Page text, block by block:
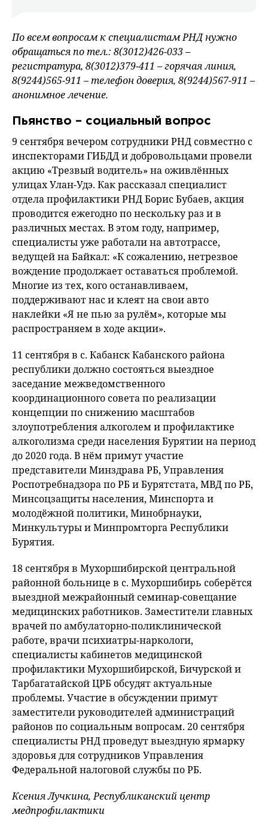
По всем вопросам к специалистам РНД нужно
обращаться по тел.: 8(3012)426-033 –
регистратура, 8(3012)379-411 – горячая линия,
8(9244)565-911 – телефон доверия, 8(9244)567-911 –
анонимное лечение.
Пьянство – социальный вопрос
9 сентября вечером сотрудники РНД совместно с
инспекторами ГИБДД и добровольцами провели
акцию «Трезвый водитель» на оживлённых
улицах Улан-Удэ. Как рассказал специалист
отдела профилактики РНД Борис Бубаев, акция
проводится ежегодно по нескольку раз и в
различных местах. В этом году, например,
специалисты уже работали на автотрассе,
ведущей на Байкал: «К сожалению, нетрезвое
вождение продолжает оставаться проблемой.
Многие из тех, кого останавливаем,
поддерживают нас и клеят на свои авто
наклейки «Я не пью за рулём», которые мы
распространяем в ходе акции».
11 сентября в с. Кабанск Кабанского района
республики должно состояться выездное
заседание межведомственного
координационного совета по реализации
концепции по снижению масштабов
злоупотребления алкоголем и профилактике
алкоголизма среди населения Бурятии на период
до 2020 года. В нём примут участие
представители Минздрава РБ, Управления
Роспотребнадзора по РБ и Бурятстата, МВД по РБ,
Минсоцзащиты населения, Минспорта и
молодёжной политики, Минобрнауки,
Минкультуры и Минпромторга Республики
Бурятия.
18 сентября в Мухоршибирской центральной
районной больнице в с. Мухоршибирь соберётся
выездной межрайонный семинар-совещание
медицинских работников. Заместители главных
врачей по амбулаторно-поликлинической
работе, врачи психиатры-наркологи,
специалисты кабинетов медицинской
профилактики Мухоршибирской, Бичурской и
Тарбагатайской ЦРБ обсудят актуальные
проблемы. Участие в обсуждении примут
заместители руководителей администраций
районов по социальным вопросам. 20 сентября
специалисты РНД проведут выездную ярмарку
здоровья для сотрудников Управления
Федеральной налоговой службы по РБ.
Ксения Лучкина, Республиканский центр
медпрофилактики